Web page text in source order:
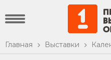
Главная Выставки